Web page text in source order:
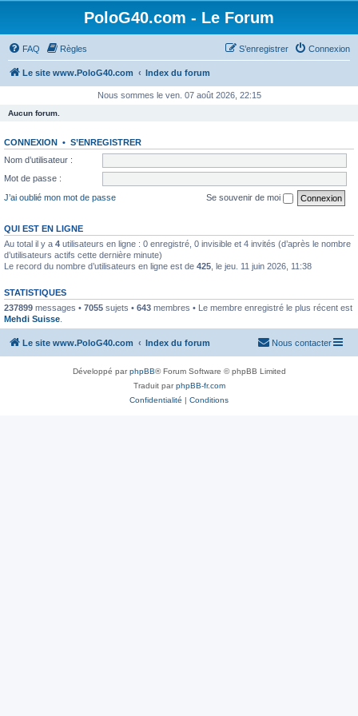
PoloG40.com - Le Forum
FAQ Règles Connexion
S’enregistrer
Le site www.PoloG40.com Index du forum
Nous sommes le ven. 07 août 2026, 22:15
Aucun forum.
CONNEXION • S’ENREGISTRER
Nom d’utilisateur :
Mot de passe :
J’ai oublié mon mot de passe
Se souvenir de moi
QUI EST EN LIGNE
Au total il y a 4 utilisateurs en ligne : 0 enregistré, 0 invisible et 4 invités (d’après le nombre
d’utilisateurs actifs cette dernière minute)
Le record du nombre d’utilisateurs en ligne est de 425 , le jeu. 11 juin 2026, 11:38
STATISTIQUES
237899 messages • 7055 sujets • 643 membres • Le membre enregistré le plus récent est
Mehdi Suisse
Le site www.PoloG40.com Index du forum Nous contacter
Développé parphpBB® Forum Software © phpBB Limited
Traduit parphpBB-fr.com
Confidentialité | Conditions